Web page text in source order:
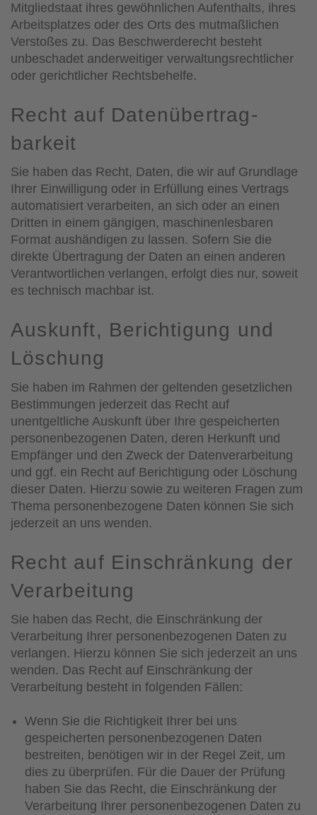
Mitgliedstaat ihres gewöhnlichen Aufenthalts, ihres
Arbeitsplatzes oder des Orts des mutmaßlichen
Verstoßes zu. Das Beschwerderecht besteht
unbeschadet anderweitiger verwaltungsrechtlicher
oder gerichtlicher Rechtsbehelfe.
Recht auf Daten­übertrag­
barkeit
Sie haben das Recht, Daten, die wir auf Grundlage
Ihrer Einwilligung oder in Erfüllung eines Vertrags
automatisiert verarbeiten, an sich oder an einen
Dritten in einem gängigen, maschinenlesbaren
Format aushändigen zu lassen. Sofern Sie die
direkte Übertragung der Daten an einen anderen
Verantwortlichen verlangen, erfolgt dies nur, soweit
es technisch machbar ist.
Auskunft, Berichtigung und
Löschung
Sie haben im Rahmen der geltenden gesetzlichen
Bestimmungen jederzeit das Recht auf
unentgeltliche Auskunft über Ihre gespeicherten
personenbezogenen Daten, deren Herkunft und
Empfänger und den Zweck der Datenverarbeitung
und ggf. ein Recht auf Berichtigung oder Löschung
dieser Daten. Hierzu sowie zu weiteren Fragen zum
Thema personenbezogene Daten können Sie sich
jederzeit an uns wenden.
Recht auf Einschränkung der
Verarbeitung
Sie haben das Recht, die Einschränkung der
Verarbeitung Ihrer personenbezogenen Daten zu
verlangen. Hierzu können Sie sich jederzeit an uns
wenden. Das Recht auf Einschränkung der
Verarbeitung besteht in folgenden Fällen:
Wenn Sie die Richtigkeit Ihrer bei uns
gespeicherten personenbezogenen Daten
bestreiten, benötigen wir in der Regel Zeit, um
dies zu überprüfen. Für die Dauer der Prüfung
haben Sie das Recht, die Einschränkung der
Verarbeitung Ihrer personenbezogenen Daten zu